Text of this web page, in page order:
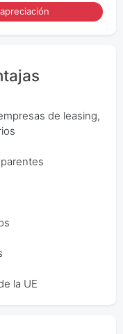
de leasing,
la UE